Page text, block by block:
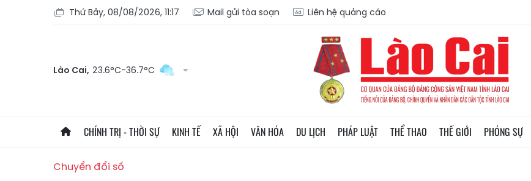
Thứ Bảy, 08/08/2026, 11:17 Mail gửi tòa soạn Liên hệ quảng cáo
Lào Cai, 23.6°C-36.7°C
CHÍNH TRỊ - THỜI SỰ KINH TẾ XÃ HỘI VĂN HÓA DU LỊCH PHÁP LUẬT THỂ THAO THẾ GIỚI PHÓNG SỰ
Chuyển đổi số